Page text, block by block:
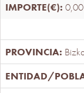
0,00